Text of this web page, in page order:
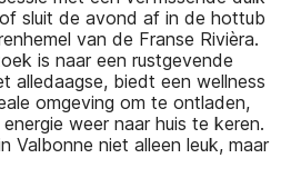
sluit de avond af in de hottub
van de Franse Rivièra.
is naar een rustgevende
alledaagse, biedt een wellness
omgeving om te ontladen,
weer naar huis te keren.
Valbonne niet alleen leuk, maar